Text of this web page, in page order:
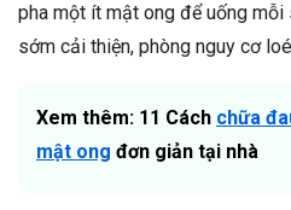
pha một ít mật ong để uống
sớm cải thiện, phòng nguy cơ
Xem thêm: 11 Cách chữa
mật ong đơn giản tại nhà